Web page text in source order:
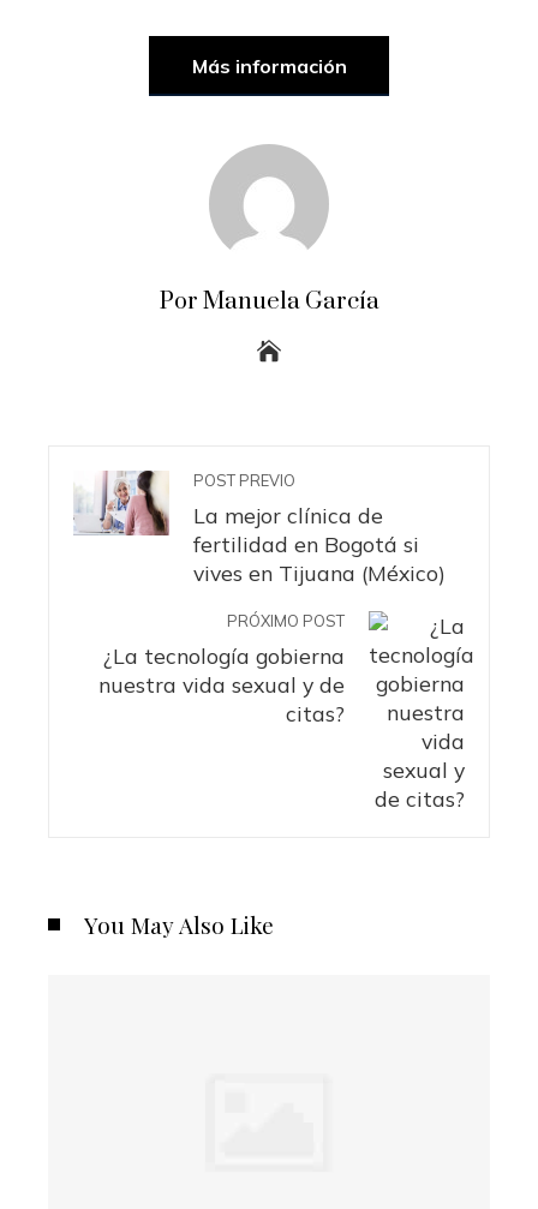
Más información
Por Manuela García
POST PREVIO
La mejor clínica de
fertilidad en Bogotá si
vives en Tijuana (México)
PRÓXIMO POST
¿La tecnología gobierna
nuestra vida sexual y de
citas?
You May Also Like